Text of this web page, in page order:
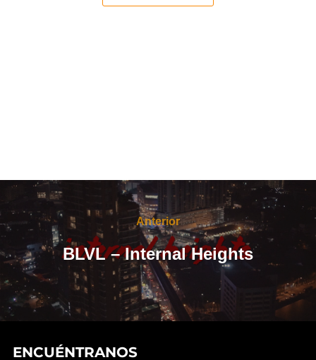
Navegación
de
entradas
Anterior
Anterior
BLVL – Internal Heights
ENCUÉNTRANOS